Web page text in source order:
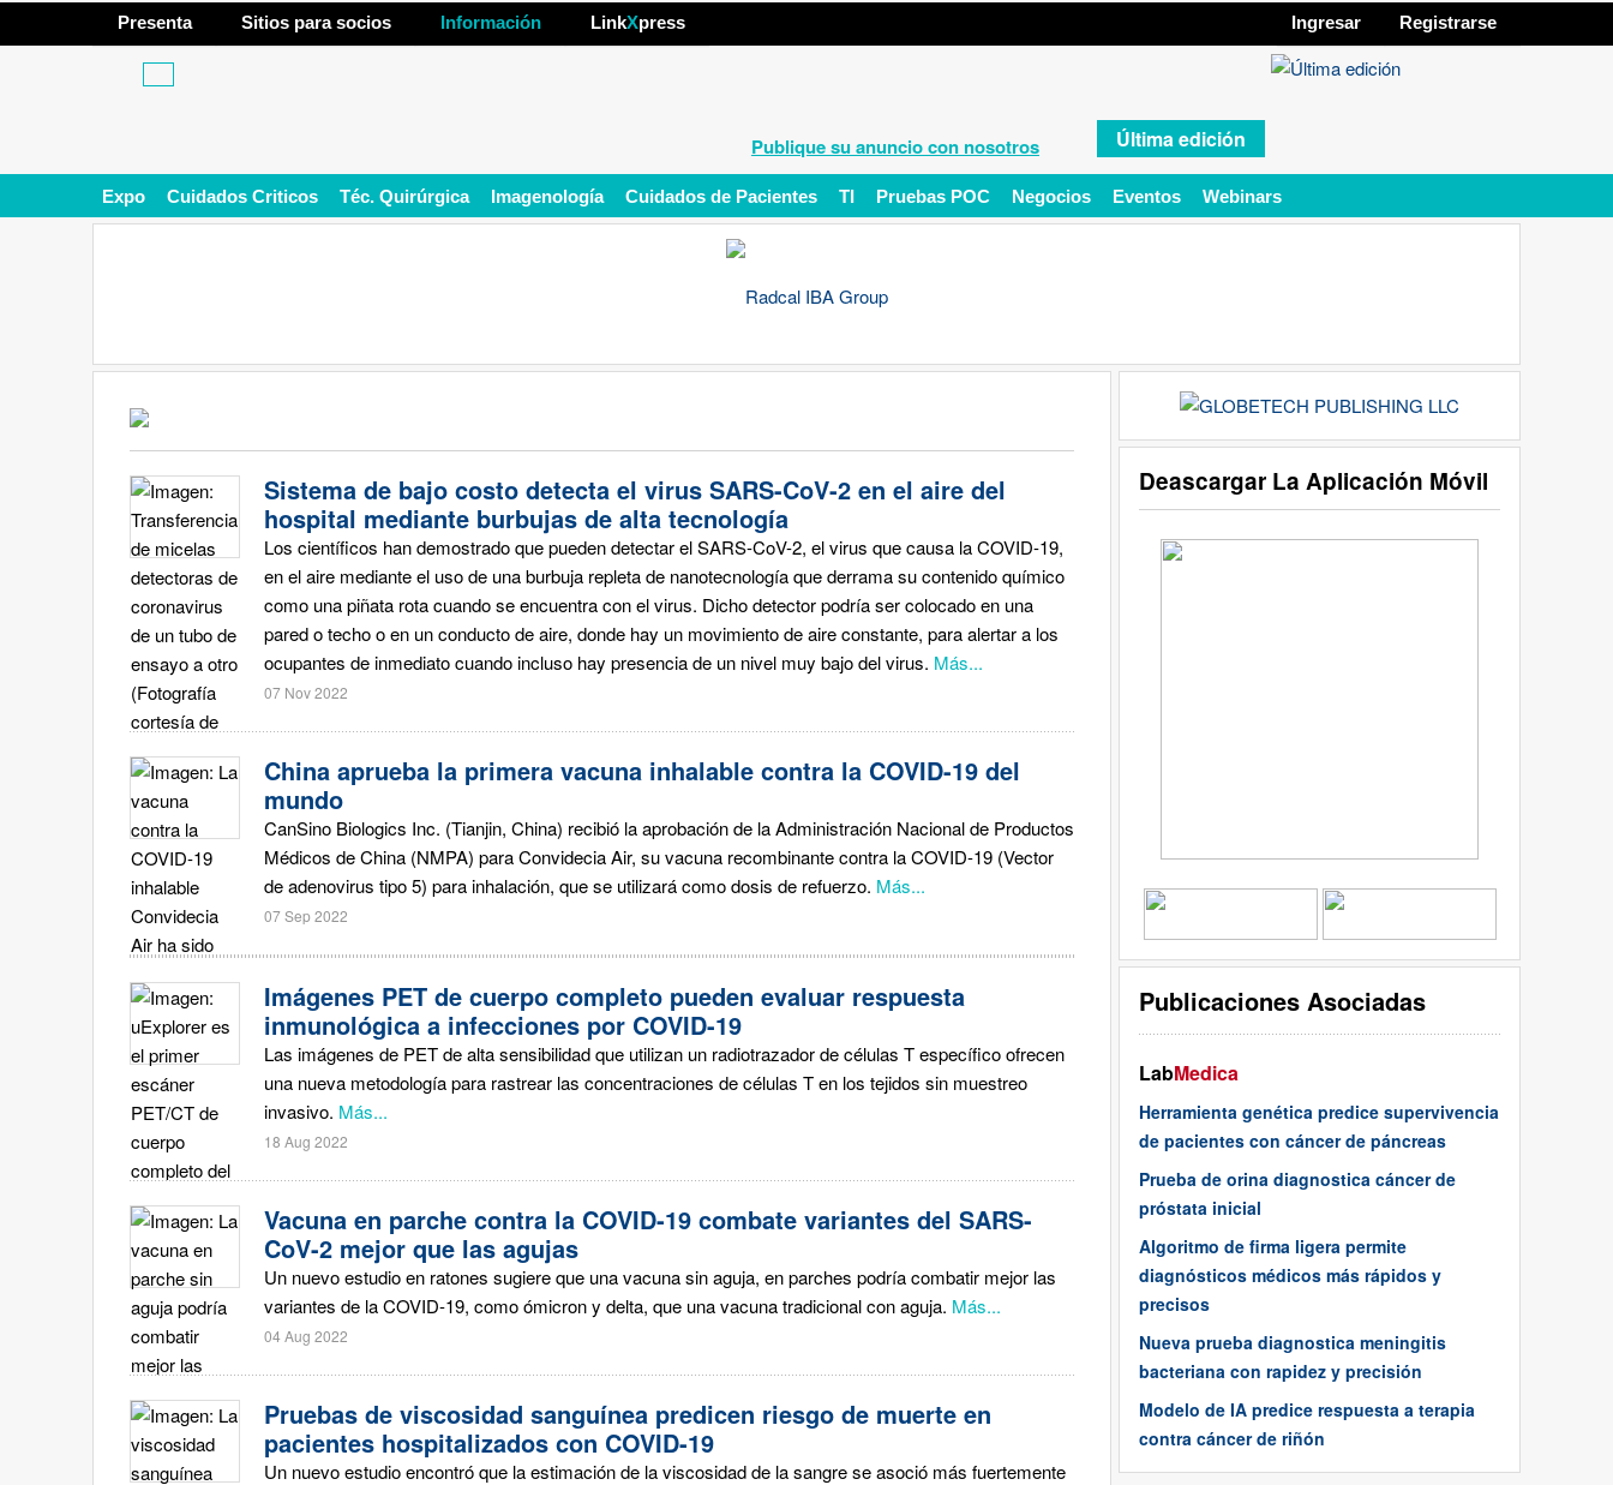
Presenta Sitios para socios Información LinkXpress Ingresar Registrarse
Publique su anuncio con nosotros Última edición
Expo Cuidados Criticos Téc. Quirúrgica Imagenología Cuidados de Pacientes TI Pruebas POC Negocios Eventos Webinars
Deascargar La Aplicación Móvil
Publicaciones Asociadas
LabMedica
Herramienta genética predice supervivencia
de pacientes con cáncer de páncreas
Prueba de orina diagnostica cáncer de
próstata inicial
Algoritmo de firma ligera permite
diagnósticos médicos más rápidos y
precisos
Nueva prueba diagnostica meningitis
bacteriana con rapidez y precisión
Modelo de IA predice respuesta a terapia
contra cáncer de riñón
Sistema de bajo costo detecta el virus SARS-CoV-2 en el aire del
hospital mediante burbujas de alta tecnología
Los científicos han demostrado que pueden detectar el SARS-CoV-2, el virus que causa la COVID-19,
en el aire mediante el uso de una burbuja repleta de nanotecnología que derrama su contenido químico
como una piñata rota cuando se encuentra con el virus. Dicho detector podría ser colocado en una
pared o techo o en un conducto de aire, donde hay un movimiento de aire constante, para alertar a los
ocupantes de inmediato cuando incluso hay presencia de un nivel muy bajo del virus. Más...
07 Nov 2022
China aprueba la primera vacuna inhalable contra la COVID-19 del
mundo
CanSino Biologics Inc. (Tianjin, China) recibió la aprobación de la Administración Nacional de Productos
Médicos de China (NMPA) para Convidecia Air, su vacuna recombinante contra la COVID-19 (Vector
de adenovirus tipo 5) para inhalación, que se utilizará como dosis de refuerzo. Más...
07 Sep 2022
Imágenes PET de cuerpo completo pueden evaluar respuesta
inmunológica a infecciones por COVID-19
Las imágenes de PET de alta sensibilidad que utilizan un radiotrazador de células T específico ofrecen
una nueva metodología para rastrear las concentraciones de células T en los tejidos sin muestreo
invasivo. Más...
18 Aug 2022
Vacuna en parche contra la COVID-19 combate variantes del SARS-
CoV-2 mejor que las agujas
Un nuevo estudio en ratones sugiere que una vacuna sin aguja, en parches podría combatir mejor las
variantes de la COVID-19, como ómicron y delta, que una vacuna tradicional con aguja. Más...
04 Aug 2022
Pruebas de viscosidad sanguínea predicen riesgo de muerte en
pacientes hospitalizados con COVID-19
Un nuevo estudio encontró que la estimación de la viscosidad de la sangre se asoció más fuertemente